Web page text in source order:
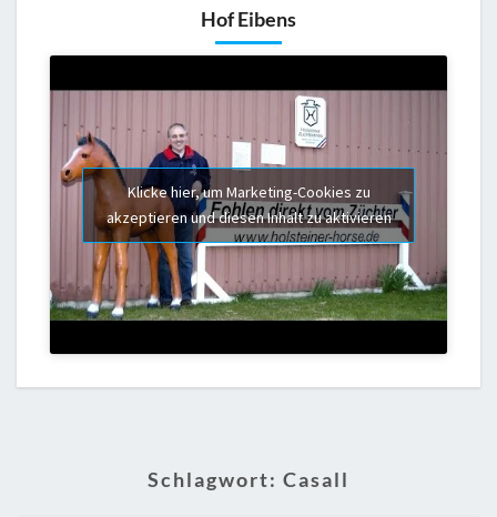
Hof Eibens
Klicke hier, um Marketing-Cookies zu
akzeptieren und diesen Inhalt zu aktivieren
Schlagwort: Casall